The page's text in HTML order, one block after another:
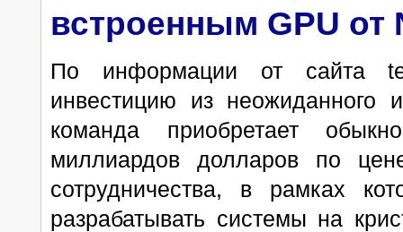
встроенным GPU от
По информации от сайта
инвестицию из неожиданного
команда приобретает
миллиардов долларов по
сотрудничества, в рамках
разрабатывать системы на